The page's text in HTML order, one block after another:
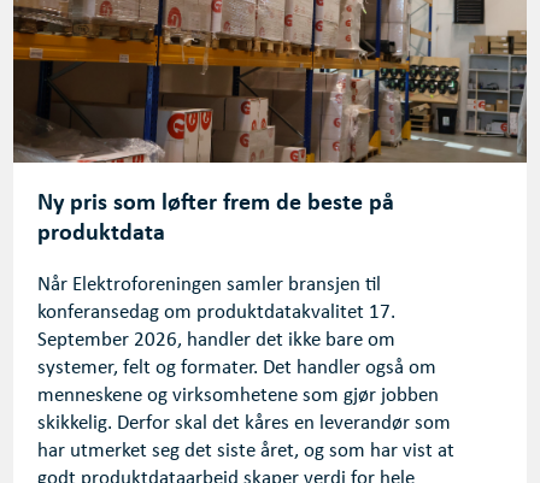
Ny pris som løfter frem de beste på
produktdata
Når Elektroforeningen samler bransjen til
konferansedag om produktdatakvalitet 17.
September 2026, handler det ikke bare om
systemer, felt og formater. Det handler også om
menneskene og virksomhetene som gjør jobben
skikkelig. Derfor skal det kåres en leverandør som
har utmerket seg det siste året, og som har vist at
godt produktdataarbeid skaper verdi for hele